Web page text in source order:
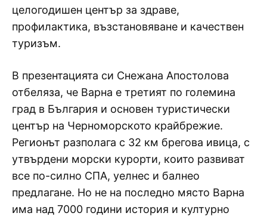
целогодишен център за здраве,
профилактика, възстановяване и качествен
туризъм.
В презентацията си Снежана Апостолова
отбеляза, че Варна е третият по големина
град в България и основен туристически
център на Черноморското крайбрежие.
Регионът разполага с 32 км брегова ивица, с
утвърдени морски курорти, които развиват
все по-силно СПА, уелнес и балнео
предлагане. Но не на последно място Варна
има над 7000 години история и културно